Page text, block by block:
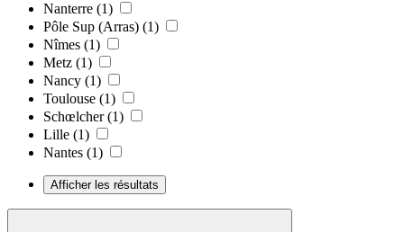
Nanterre (1)
Pôle Sup (Arras) (1)
Nîmes (1)
Metz (1)
Nancy (1)
Toulouse (1)
Schœlcher (1)
Lille (1)
Nantes (1)
Afficher les résultats